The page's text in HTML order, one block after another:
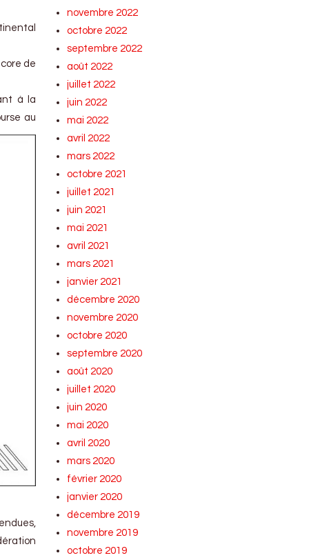
de
à la
au
novembre 2022
octobre 2022
septembre 2022
août 2022
juillet 2022
juin 2022
mai 2022
avril 2022
mars 2022
octobre 2021
juillet 2021
juin 2021
mai 2021
avril 2021
mars 2021
janvier 2021
décembre 2020
novembre 2020
octobre 2020
septembre 2020
août 2020
juillet 2020
juin 2020
mai 2020
avril 2020
mars 2020
février 2020
janvier 2020
décembre 2019
novembre 2019
octobre 2019